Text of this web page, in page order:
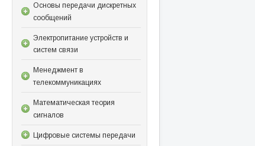
Основы передачи дискретных
сообщений
Электропитание устройств и
систем связи
Менеджмент в
телекоммуникациях
Математическая теория
сигналов
Цифровые системы передачи